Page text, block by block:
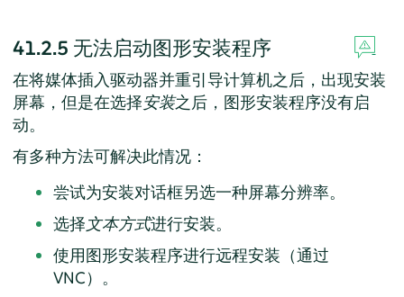
41.2.5 无法启动图形安装程序
在将媒体插入驱动器并重引导计算机之后，出现安装
屏幕，但是在选择安装之后，图形安装程序没有启
动。
有多种方法可解决此情况：
尝试为安装对话框另选一种屏幕分辨率。
选择文本方式进行安装。
使用图形安装程序进行远程安装（通过
VNC）。